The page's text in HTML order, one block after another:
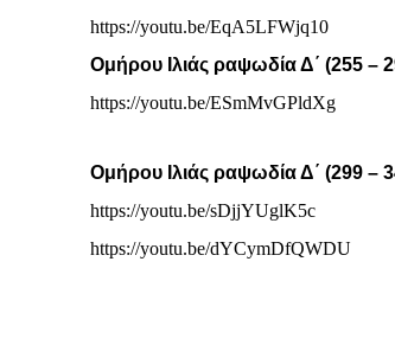
https://youtu.be/EqA5LFWjq10
Ομήρου Ιλιάς ραψωδία Δ΄ (255 –
https://youtu.be/ESmMvGPldXg
Ομήρου Ιλιάς ραψωδία Δ΄ (299 –
https://youtu.be/sDjjYUglK5c
https://youtu.be/dYCymDfQWDU